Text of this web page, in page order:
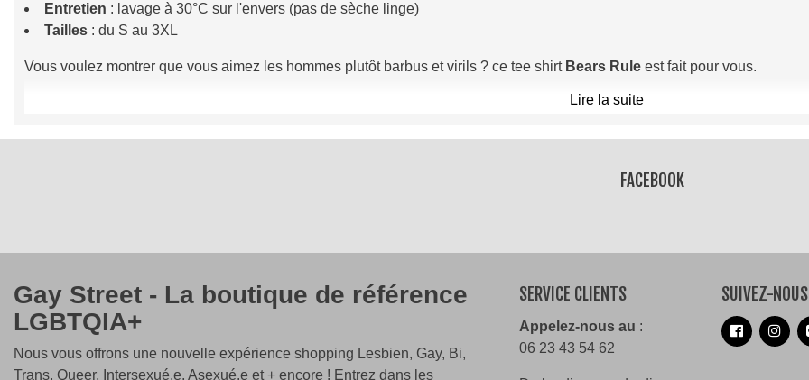
Entretien : lavage à 30°C sur l'envers (pas de sèche linge)
Tailles : du S au 3XL
Vous voulez montrer que vous aimez les hommes plutôt barbus et virils ? ce tee shirt Bears Rule est fait pour vous.
Lire la suite
FACEBOOK
Gay Street - La boutique de référence
LGBTQIA+
Nous vous offrons une nouvelle expérience shopping Lesbien, Gay, Bi,
Trans, Queer, Intersexué.e, Asexué.e et + encore ! Entrez dans les
SERVICE CLIENTS
Appelez-nous au :
06 23 43 54 62
SUIVEZ-NOUS